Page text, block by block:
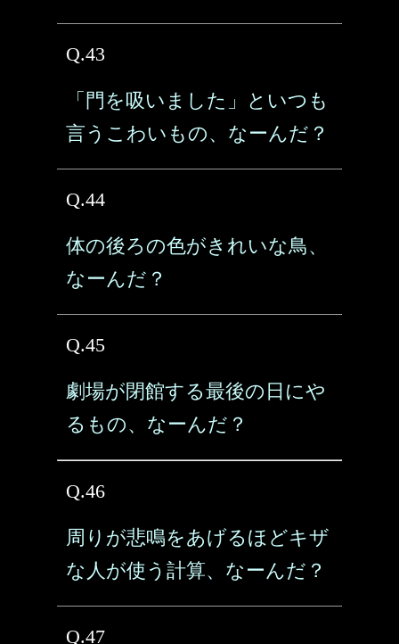
Q.43
「門を吸いました」といつも
言うこわいもの、なーんだ？
Q.44
体の後ろの色がきれいな鳥、
なーんだ？
Q.45
劇場が閉館する最後の日にや
るもの、なーんだ？
Q.46
周りが悲鳴をあげるほどキザ
な人が使う計算、なーんだ？
Q.47